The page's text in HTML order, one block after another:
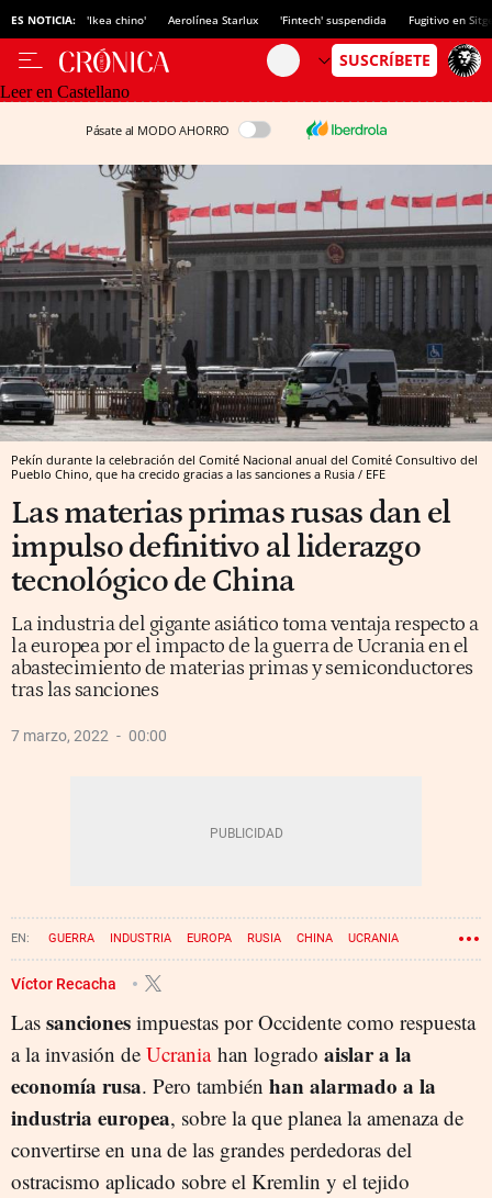
ES NOTICIA: 'Ikea chino' Aerolínea Starlux 'Fintech' suspendida Fugitivo en
Leer en Castellano
Pásate al MODO AHORRO
Pekín durante la celebración del Comité Nacional anual del Comité Consultivo del
Pueblo Chino, que ha crecido gracias a las sanciones a Rusia / EFE
Las materias primas rusas dan el
impulso definitivo al liderazgo
tecnológico de China
La industria del gigante asiático toma ventaja respecto a
la europea por el impacto de la guerra de Ucrania en el
abastecimiento de materias primas y semiconductores
tras las sanciones
7 marzo, 2022 00:00
GUERRA INDUSTRIA EUROPA RUSIA CHINA UCRANIA
Víctor Recacha
Las sanciones impuestas por Occidente como respuesta
a la invasión de Ucraniahan logrado aislar a la
economía rusa. Pero también han alarmado a la
industria europea, sobre la que planea la amenaza de
convertirse en una de las grandes perdedoras del
ostracismo aplicado sobre el Kremlin y el tejido